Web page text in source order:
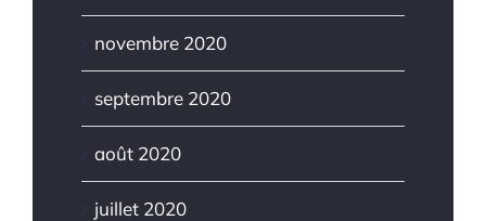
novembre 2020
septembre 2020
août 2020
juillet 2020